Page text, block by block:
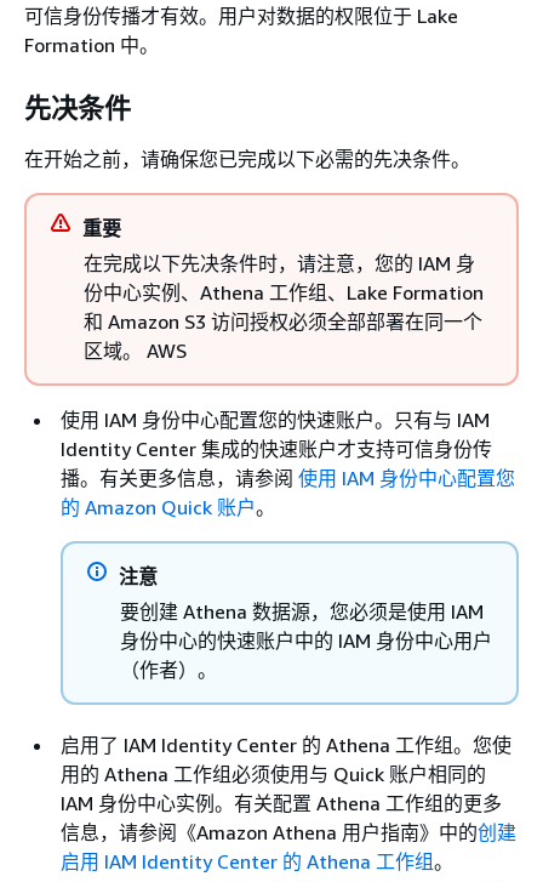
可信身份传播才有效。用户对数据的权限位于 Lake
Formation 中。
先决条件
在开始之前，请确保您已完成以下必需的先决条件。
重要
在完成以下先决条件时，请注意，您的 IAM 身
份中心实例、Athena 工作组、Lake Formation
和 Amazon S3 访问授权必须全部部署在同一个
区域。 AWS
使用 IAM 身份中心配置您的快速账户。只有与 IAM
Identity Center 集成的快速账户才支持可信身份传
播。有关更多信息，请参阅 使用 IAM 身份中心配置您
的 Amazon Quick 账户。
注意
要创建 Athena 数据源，您必须是使用 IAM
身份中心的快速账户中的 IAM 身份中心用户
（作者）。
启用了 IAM Identity Center 的 Athena 工作组。您使
用的 Athena 工作组必须使用与 Quick 账户相同的
IAM 身份中心实例。有关配置 Athena 工作组的更多
信息，请参阅《Amazon Athena 用户指南》 中的创建
启用 IAM Identity Center 的 Athena 工作组。